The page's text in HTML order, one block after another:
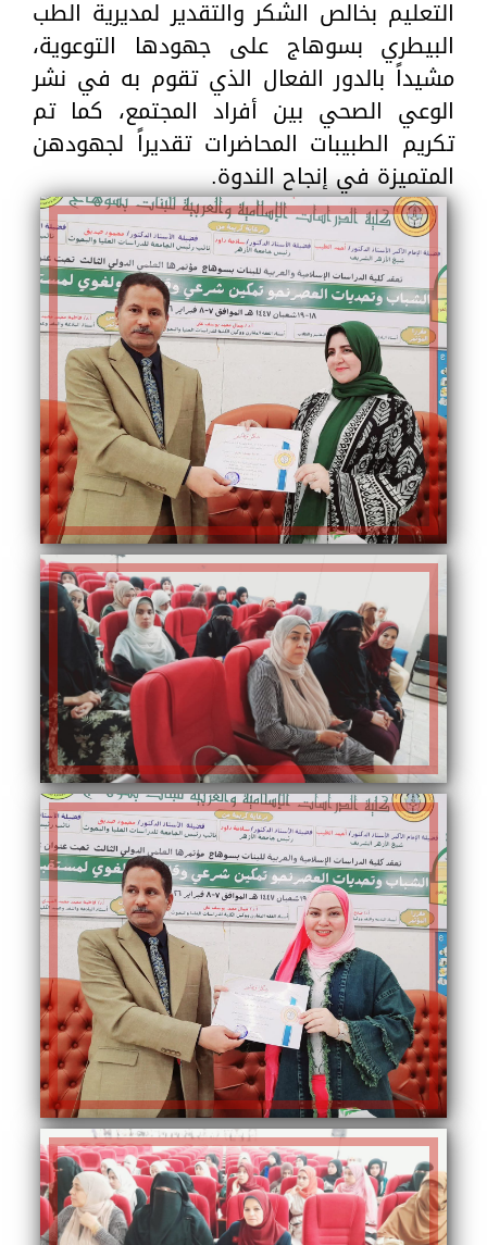
التعليم بخالص الشكر والتقدير لمديرية الطب
البيطري بسوهاج على جهودها التوعوية،
مشيداً بالدور الفعال الذي تقوم به في نشر
الوعي الصحي بين أفراد المجتمع، كما تم
تكريم الطبيبات المحاضرات تقديراً لجهودهن
المتميزة في إنجاح الندوة.